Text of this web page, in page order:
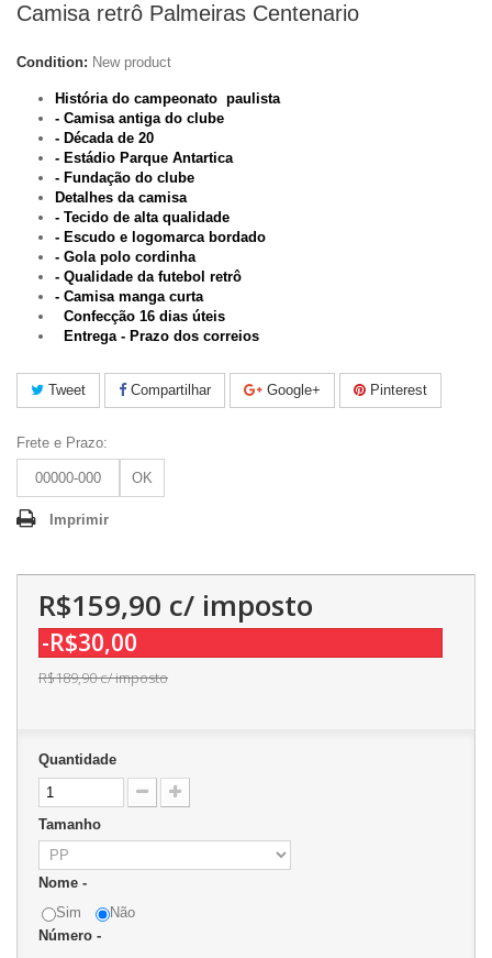
Camisa retrô Palmeiras Centenario
Condition: New product
História do campeonato paulista
- Camisa antiga do clube
- Década de 20
- Estádio Parque Antartica
- Fundação do clube
Detalhes da camisa
- Tecido de alta qualidade
- Escudo e logomarca bordado
- Gola polo cordinha
- Qualidade da futebol retrô
- Camisa manga curta
Confecção 16 dias úteis
Entrega - Prazo dos correios
Tweet Compartilhar Google+ Pinterest
Frete e Prazo:
OK
Imprimir
R$159,90 c/ imposto
-R$30,00
R$189,90c/ imposto
Quantidade
Tamanho
Nome -
Sim
Não
Número -